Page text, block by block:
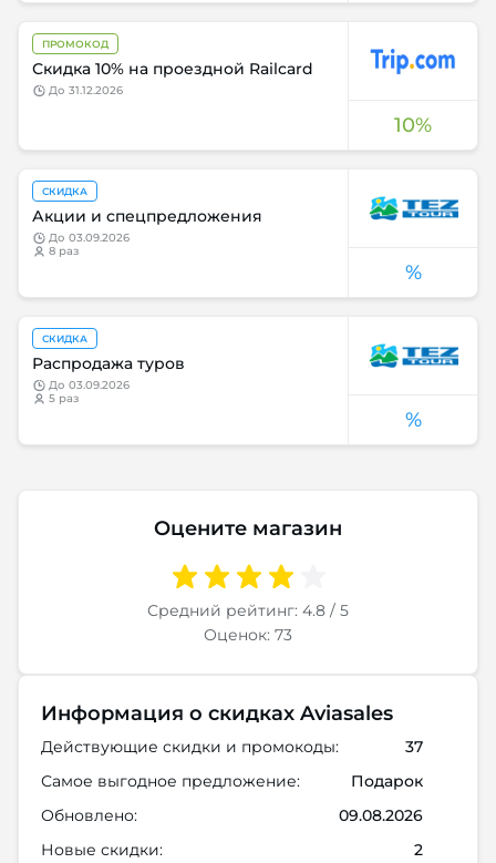
10%
ПРОМОКОД
Скидка 10% на проездной Railcard
до 31.12.2026
%
СКИДКА
Акции и спецпредложения
до 03.09.2026
8 раз
%
СКИДКА
Распродажа туров
до 03.09.2026
5 раз
Оцените магазин
Средний рейтинг: 4.8 / 5
Оценок: 73
Информация о скидках Aviasales
Действующие скидки и промокоды:
37
Самое выгодное предложение:
Подарок
Обновлено:
09.08.2026
Новые скидки:
2